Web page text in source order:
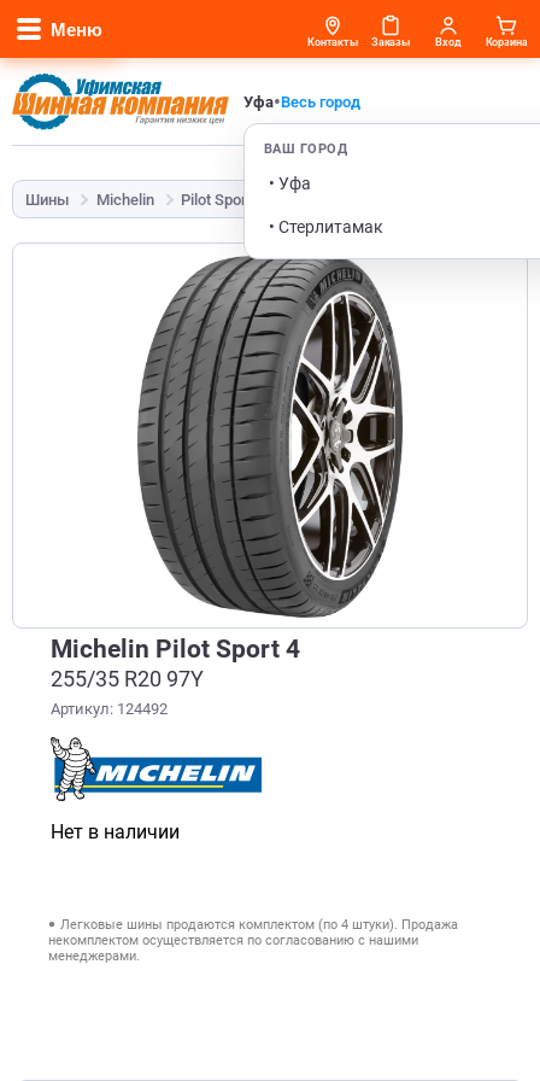
Меню
Уфа•Весь город
ВАШ ГОРОД
• Уфа
• Стерлитамак
Контакты Заказы Вход Корзина
Шины Michelin Pilot Sport 4
Michelin Pilot Sport 4
255/35 R20 97Y
Артикул: 124492
Нет в наличии
Легковые шины продаются комплектом (по 4 штуки). Продажа
некомплектом осуществляется по согласованию с нашими
менеджерами.